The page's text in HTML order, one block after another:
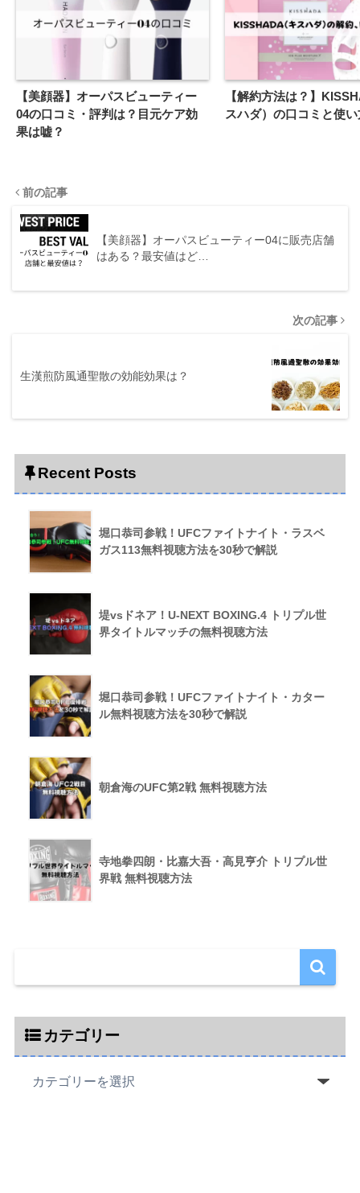
【美顔器】オーパスビューティー
04の口コミ・評判は？目元ケア効
果は嘘？
【解約方法は？】
スハダ）の口コミと使
前の記事
【美顔器】オーパスビューティー04に販売店舗
はある？最安値はど…
次の記事
生漢煎防風通聖散の効能効果は？
Recent Posts
堀口恭司参戦！UFCファイトナイト・ラスベ
ガス113無料視聴方法を30秒で解説
堤vsドネア！U-NEXT BOXING.4 トリプル世
界タイトルマッチの無料視聴方法
堀口恭司参戦！UFCファイトナイト・カター
ル無料視聴方法を30秒で解説
朝倉海のUFC第2戦 無料視聴方法
寺地拳四朗・比嘉大吾・高見亨介 トリプル世
界戦 無料視聴方法
カテゴリー